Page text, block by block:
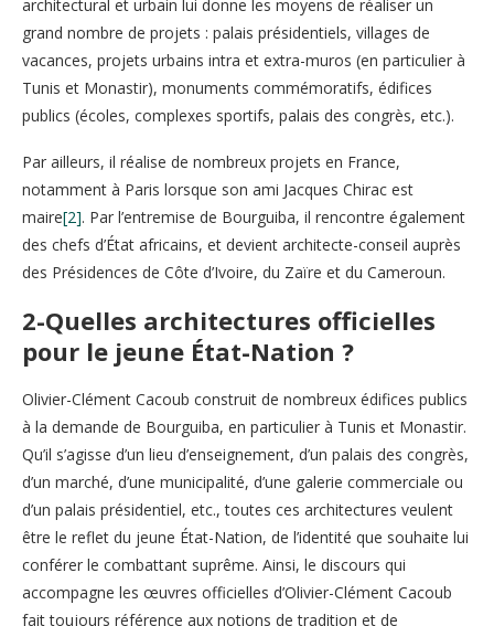
architectural et urbain lui donne les moyens de réaliser un
grand nombre de projets : palais présidentiels, villages de
vacances, projets urbains intra et extra-muros (en particulier à
Tunis et Monastir), monuments commémoratifs, édifices
publics (écoles, complexes sportifs, palais des congrès, etc.).
Par ailleurs, il réalise de nombreux projets en France,
notamment à Paris lorsque son ami Jacques Chirac est
maire[2]. Par l’entremise de Bourguiba, il rencontre également
des chefs d’État africains, et devient architecte-conseil auprès
des Présidences de Côte d’Ivoire, du Zaïre et du Cameroun.
2-Quelles architectures officielles
pour le jeune État-Nation ?
Olivier-Clément Cacoub construit de nombreux édifices publics
à la demande de Bourguiba, en particulier à Tunis et Monastir.
Qu’il s’agisse d’un lieu d’enseignement, d’un palais des congrès,
d’un marché, d’une municipalité, d’une galerie commerciale ou
d’un palais présidentiel, etc., toutes ces architectures veulent
être le reflet du jeune État-Nation, de l’identité que souhaite lui
conférer le combattant suprême. Ainsi, le discours qui
accompagne les œuvres officielles d’Olivier-Clément Cacoub
fait toujours référence aux notions de tradition et de